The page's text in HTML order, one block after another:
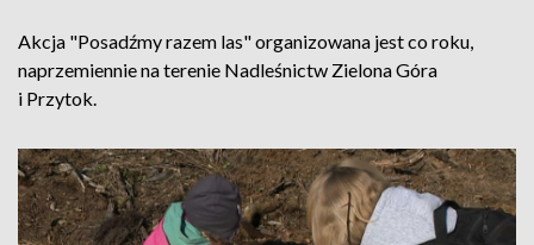
Akcja "Posadźmy razem las" organizowana jest co roku,
naprzemiennie na terenie Nadleśnictw Zielona Góra
i Przytok.